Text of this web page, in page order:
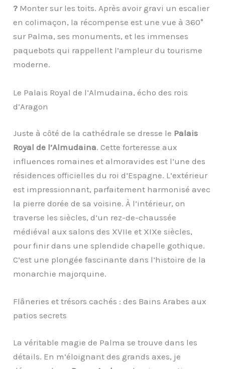
? Monter sur les toits. Après avoir gravi un escalier
en colimaçon, la récompense est une vue à 360°
sur Palma, ses monuments, et les immenses
paquebots qui rappellent l’ampleur du tourisme
moderne.
Le Palais Royal de l’Almudaina, écho des rois
d’Aragon
Juste à côté de la cathédrale se dresse le Palais
Royal de l’Almudaina. Cette forteresse aux
influences romaines et almoravides est l’une des
résidences officielles du roi d’Espagne. L’extérieur
est impressionnant, parfaitement harmonisé avec
la pierre dorée de sa voisine. À l’intérieur, on
traverse les siècles, d’un rez-de-chaussée
médiéval aux salons des XVIIe et XIXe siècles,
pour finir dans une splendide chapelle gothique.
C’est une plongée fascinante dans l’histoire de la
monarchie majorquine.
Flâneries et trésors cachés : des Bains Arabes aux
patios secrets
La véritable magie de Palma se trouve dans les
détails. En m’éloignant des grands axes, je